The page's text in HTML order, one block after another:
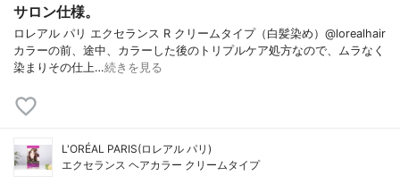
サロン仕様。
ロレアル パリ エクセランス R クリームタイプ（白髪染め）@lorealhair
カラーの前、途中、カラーした後のトリプルケア処方なので、ムラなく
染まりその仕上…続きを見る
L'ORÉAL PARIS(ロレアル パリ)
エクセランス ヘアカラー クリームタイプ